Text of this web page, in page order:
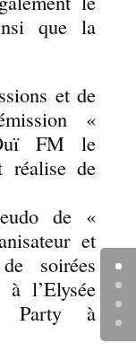
que la
et de
«
FM le
réalise de
de «
et
soirées
à l’Elysée
Party à